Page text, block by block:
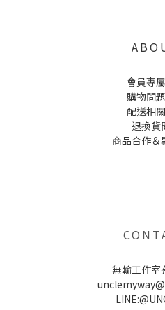
會員專
購物問
配送相
退換貨
商品合作＆
無輸工作室